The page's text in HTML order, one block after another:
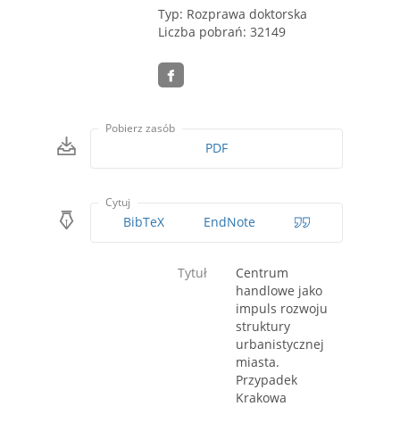
Typ: Rozprawa doktorska
Liczba pobrań: 32149
Pobierz zasób
PDF
Cytuj
BibTeX EndNote
Tytuł
Centrum
handlowe jako
impuls rozwoju
struktury
urbanistycznej
miasta.
Przypadek
Krakowa